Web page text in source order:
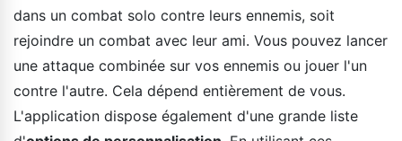
dans un combat solo contre leurs ennemis, soit
rejoindre un combat avec leur ami. Vous pouvez lancer
une attaque combinée sur vos ennemis ou jouer l'un
contre l'autre. Cela dépend entièrement de vous.
L'application dispose également d'une grande liste